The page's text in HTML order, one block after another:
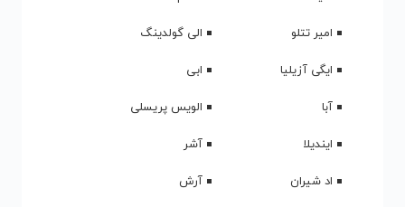
امیر تتلو
الی گولدینگ
ایگی آزیلیا
ابی
آبا
الویس پریسلی
ایندیلا
آشر
اد شیران
آرش